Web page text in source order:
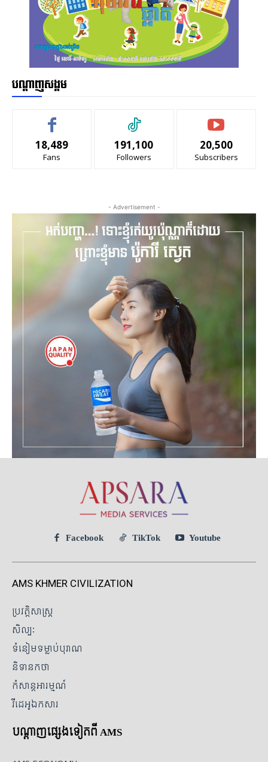
បណ្ដាញសង្គម
18,489
Fans
191,100
Followers
20,500
Subscribers
- Advertisement -
Facebook TikTok Youtube
AMS KHMER CIVILIZATION
ប្រវត្តិសាស្ត្រ
សិល្បៈ
ទំនៀមទម្លាប់បុរាណ
និទានកថា
កំសាន្តអារម្មណ៍
វីដេអូឯកសារ
បណ្ដាញផ្សេងទៀតពី AMS